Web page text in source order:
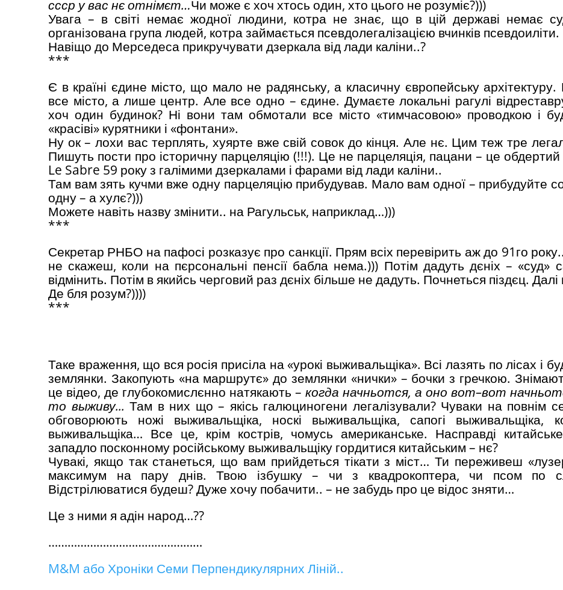
ссср у вас нє отнімєт…Чи може є хоч хтось один, хто цього не розуміє?)))
Увага – в світі немає жодної людини, котра не знає, що в цій державі немає
організована група людей, котра займається псевдолегалізацією вчинків псевдоиліти.
Навіщо до Мерседеса прикручувати дзеркала від лади каліни..?
***
Є в країні єдине місто, що мало не радянську, а класичну європейську
все місто, а лише центр. Але все одно – єдине. Думаєте локальні рагулі
хоч один будинок? Ні вони там обмотали все місто «тимчасовою» проводкою і
«красіві» курятники і «фонтани».
Ну ок – лохи вас терплять, хуярте вже свій совок до кінця. Але нє. Цим теж тре
Пишуть пости про історичну парцеляцію (!!!). Це не парцеляція, пацани – це
Le Sabre 59 року з галімими дзеркалами і фарами від лади каліни..
Там вам зять кучми вже одну парцеляцію прибудував. Мало вам одної – прибудуйте
одну – а хулє?)))
Можете навіть назву змінити.. на Рагульськ, наприклад…)))
***
Секретар РНБО на пафосі розказує про санкції. Прям всіх перевірить аж до 91го
не скажеш, коли на пєрсональні пенсії бабла нема.))) Потім дадуть дєніх – «суд»
відмінить. Потім в якийсь черговий раз дєніх більше не дадуть. Почнеться піздєц.
Де бля розум?))))
***
Таке враження, що вся росія присіла на «урокі выживальщіка». Всі лазять по лісах і
землянки. Закопують «на маршрутє» до землянки «нички» – бочки з гречкою.
це відео, де глубокомислєнно натякають –когда начньотся, а оновот–вот
то выживу...Там в них що – якісь галюциногени легалізували? Чуваки на повнім
обговорюють ножі выживальщіка, носкі выживальщіка, сапогі выживальщіка,
выживальщіка… Все це, крім кострів, чомусь американське. Насправді
западло посконному російському выживальщіку гордитися китайським – нє?
Чувакі, якщо так станеться, що вам прийдеться тікати з міст… Ти переживеш
максимум на пару днів. Твою ізбушку – чи з квадрокоптера, чи псом по
Відстрілюватися будеш? Дуже хочу побачити.. – не забудь про це відос зняти…
Це з ними я адін народ…??
…………………………………………
M&M або Хроніки Семи Перпендикулярних Ліній..